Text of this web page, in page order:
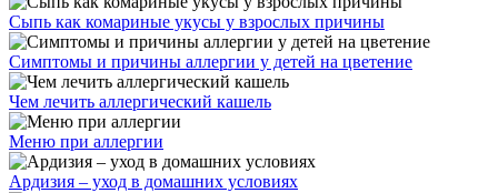
Сыпь как комариные укусы у взрослых причины
Симптомы и причины аллергии у детей на цветение
Чем лечить аллергический кашель
Меню при аллергии
Ардизия – уход в домашних условиях